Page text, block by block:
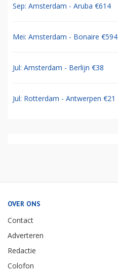
Sep: Amsterdam - Aruba €614
Mei: Amsterdam - Bonaire €594
Jul: Amsterdam - Berlijn €38
Jul: Rotterdam - Antwerpen €21
OVER ONS
Contact
Adverteren
Redactie
Colofon